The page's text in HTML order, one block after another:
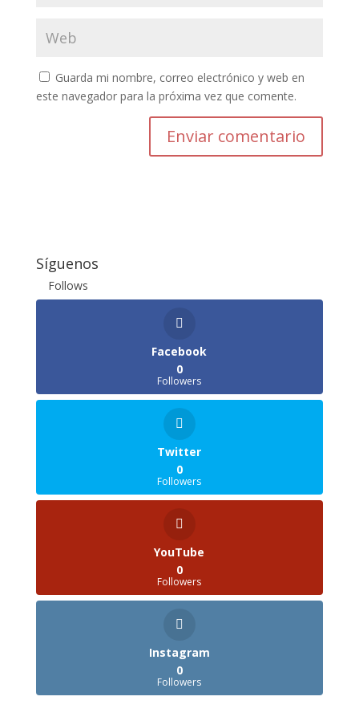
Guarda mi nombre, correo electrónico y web en
este navegador para la próxima vez que comente.
Enviar comentario
Síguenos
Follows
Facebook
0
Followers
Twitter
0
Followers
YouTube
0
Followers
Instagram
0
Followers